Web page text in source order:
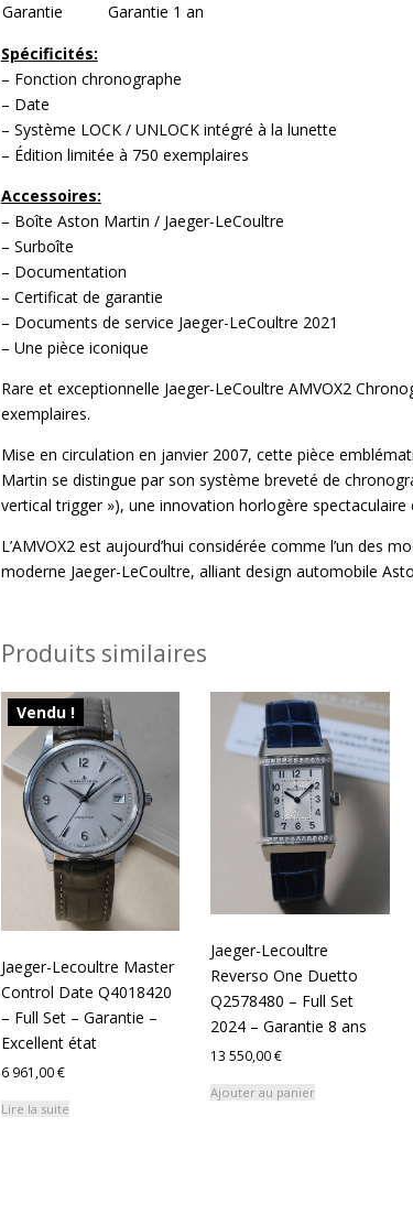
Garantie
Garantie 1 an
Spécificités:
– Fonction chronographe
– Date
– Système LOCK / UNLOCK intégré à la lunette
– Édition limitée à 750 exemplaires
Accessoires:
– Boîte Aston Martin / Jaeger-LeCoultre
– Surboîte
– Documentation
– Certificat de garantie
– Documents de service Jaeger-LeCoultre 2021
– Une pièce iconique
Rare et exceptionnelle Jaeger-LeCoultre AMVOX2
exemplaires.
Mise en circulation en janvier 2007, cette pièce
Martin se distingue par son système breveté de
vertical trigger »), une innovation horlogère spectaculaire
L’AMVOX2 est aujourd’hui considérée comme l’un des
moderne Jaeger-LeCoultre, alliant design automobile
Produits similaires
Vendu !
Jaeger-Lecoultre Master
Control Date Q4018420
– Full Set – Garantie –
Excellent état
6 961,00€
Lire la suite
Jaeger-Lecoultre
Reverso One Duetto
Q2578480 – Full Set
2024 – Garantie 8 ans
13 550,00€
Ajouter au panier